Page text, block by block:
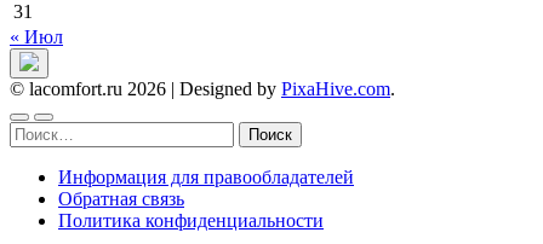
31
« Июл
© lacomfort.ru 2026 | Designed by PixaHive.com.
Найти:
Информация для правообладателей
Обратная связь
Политика конфиденциальности